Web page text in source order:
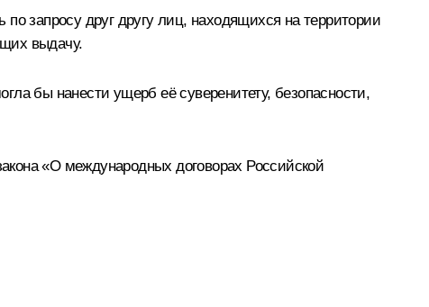
запросу друг другу лиц, находящихся на территории
выдачу.
бы нанести ущерб её суверенитету, безопасности,
«О международных договорах Российской